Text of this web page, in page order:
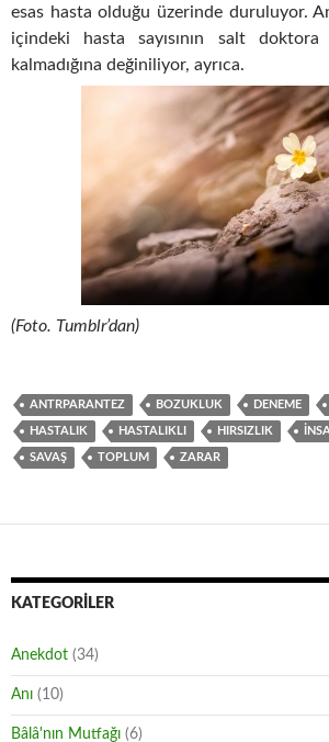
esas hasta olduğu üzerinde duruluyor.
içindeki hasta sayısının salt doktora
kalmadığına değiniliyor, ayrıca.
(Foto. Tumblr’dan)
ANTRPARANTEZ BOZUKLUK DENEME
HASTALIK HASTALIKLI HIRSIZLIK
SAVAŞ TOPLUM ZARAR
KATEGORILER
Anekdot (34)
Anı (10)
Bâlâ'nın Mutfağı (6)